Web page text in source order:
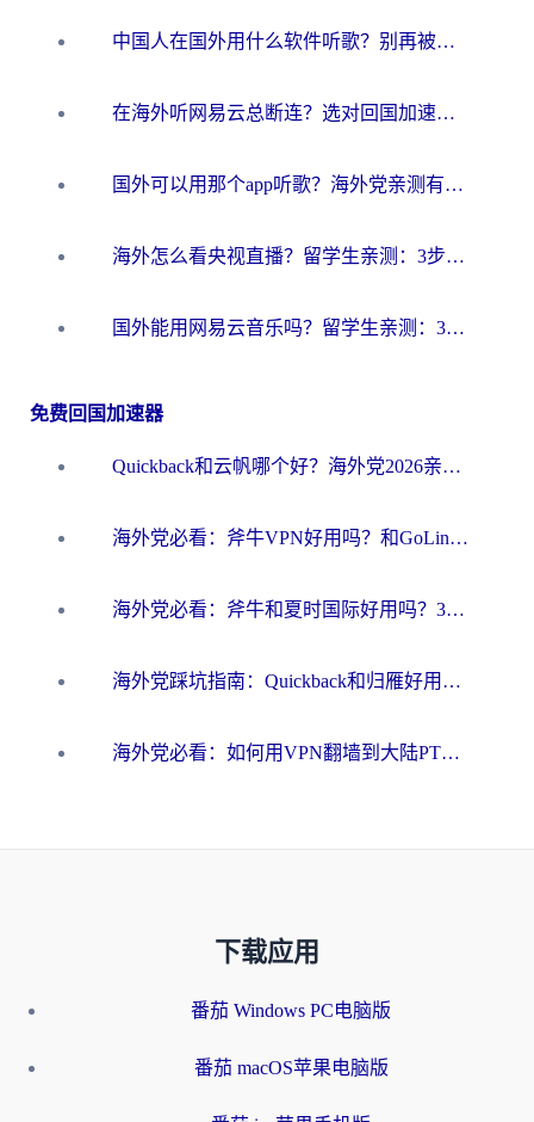
中国人在国外用什么软件听歌？别再被地域限制卡脖子，这篇教你轻松解锁国内音乐库
在海外听网易云总断连？选对回国加速器，告别地区限制和卡顿
国外可以用那个app听歌？海外党亲测有效的回国加速方案，轻松听国内音乐听书
海外怎么看央视直播？留学生亲测：3步解决版权限制+追剧自由
国外能用网易云音乐吗？留学生亲测：3步解决海外听歌难题
免费回国加速器
Quickback和云帆哪个好？海外党2026亲测指南：选对加速器大陆工具，无缝刷国内剧玩国服
海外党必看：斧牛VPN好用吗？和GoLinkVPN对比哪个回国效果更好？
海外党必看：斧牛和夏时国际好用吗？3步选对回国加速器，无缝刷国内资源
海外党踩坑指南：Quickback和归雁好用吗？选对加速器才能无缝刷国内资源
海外党必看：如何用VPN翻墙到大陆PTT？一篇解决你所有回国加速痛点
下载应用
番茄 Windows PC电脑版
番茄 macOS苹果电脑版